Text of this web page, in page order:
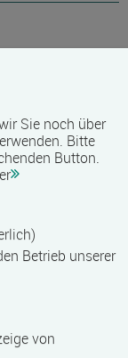
Sie noch über
Bitte
Button.
Betrieb unserer
von